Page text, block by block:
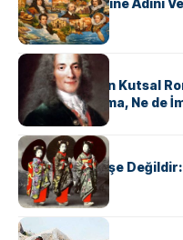
ABD Eyaletlerine Adını
KÜLTÜR
Voltaire Neden Kutsal
Kutsal, Ne Roma, Ne de
KÜLTÜR
Geyşalar Fahişe Değildir:
KÜLTÜR